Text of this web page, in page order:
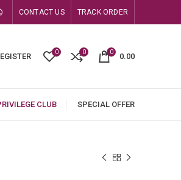
CONTACT US TRACK ORDER
0 0 0 0.00
CLUB SPECIAL OFFER